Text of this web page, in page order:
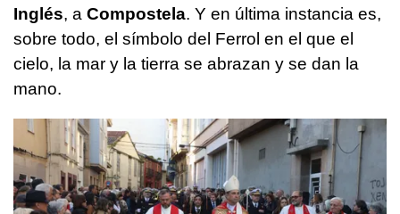
Inglés, a Compostela. Y en última instancia es,
sobre todo, el símbolo del Ferrol en el que el
cielo, la mar y la tierra se abrazan y se dan la
mano.